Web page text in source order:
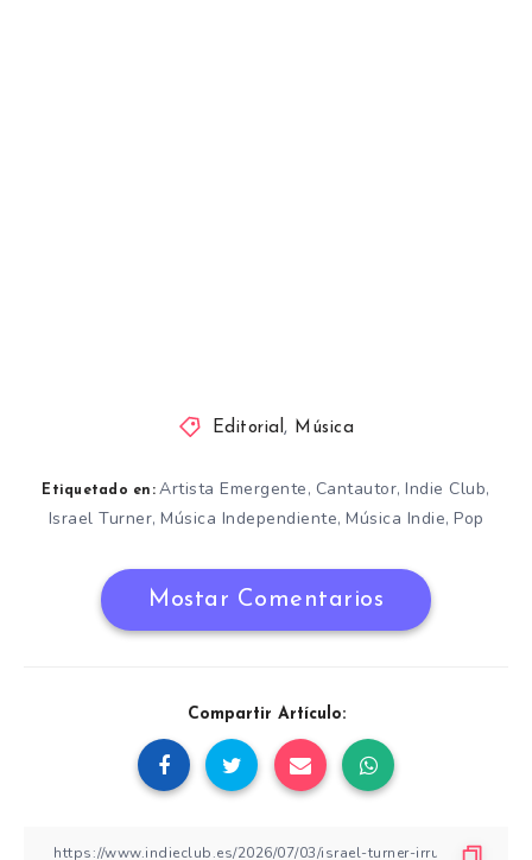
Editorial , Música
Etiquetado en: Artista Emergente, Cantautor,Indie Club,
Israel Turner, Música Independiente, Música Indie, Pop
Mostar Comentarios
Compartir Artículo: